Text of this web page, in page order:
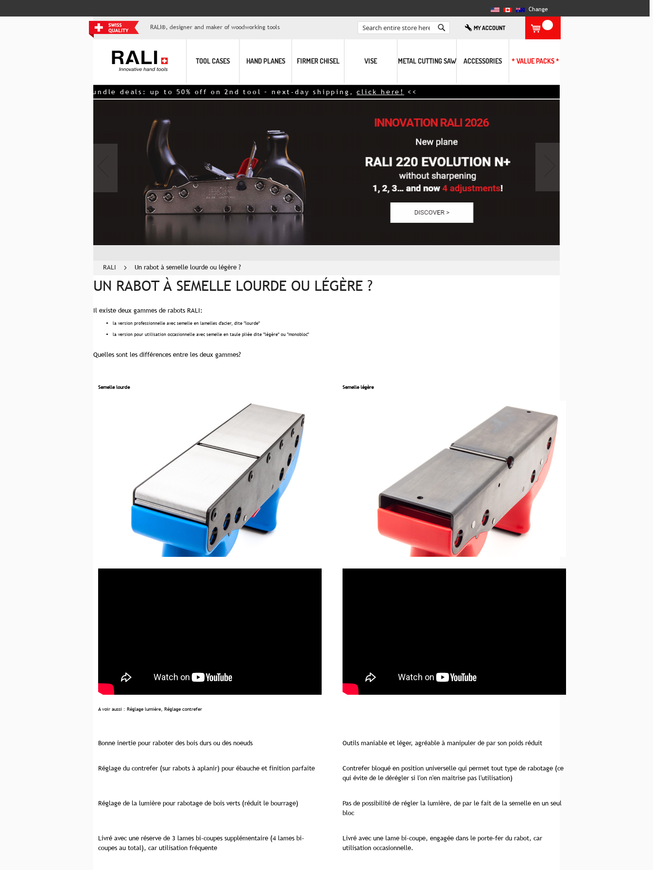
Change
RALI®, designer and maker of woodworking tools
Search
MY ACCOUNT
TOOL CASES HAND PLANES FIRMER CHISEL VISE METAL CUTTING SAW ACCESSORIES * VALUE PACKS *
>> Bundle deals: up to 50% off on 2nd tool – next-day shipping,click here! <<
RALI Un rabot à semelle lourde ou légère ?
UN RABOT À SEMELLE LOURDE OU LÉGÈRE ?
Il existe deux gammes de rabots RALI:
la version professionnelle avec semelle en lamelles d'acier, dite "lourde"
la version pour utilisation occasionnelle avec semelle en taule pliée dite "légère" ou "monobloc"
Quelles sont les différences entre les deux gammes?
Semelle lourde Semelle légère
A voir aussi : Réglage lumière, Réglage contrefer
Bonne inertie pour raboter des bois durs ou des noeuds Outils maniable et léger, agréable à manipuler de par son poids réduit
Réglage du contrefer (sur rabots à aplanir) pour ébauche et finition parfaite
Contrefer bloqué en position universelle qui permet tout type de rabotage (ce
qui évite de le dérégler si l'on n'en maitrise pas l'utilisation)
Réglage de la lumière pour rabotage de bois verts (réduit le bourrage)
Pas de possibilité de régler la lumière, de par le fait de la semelle en un seul
bloc
Livré avec une réserve de 3 lames bi-coupes supplémentaire (4 lames bi-
coupes au total), car utilisation fréquente
Livré avec une lame bi-coupe, engagée dans le porte-fer du rabot, car
utilisation occasionnelle.